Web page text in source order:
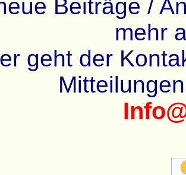
Beiträge /
mehr
geht der